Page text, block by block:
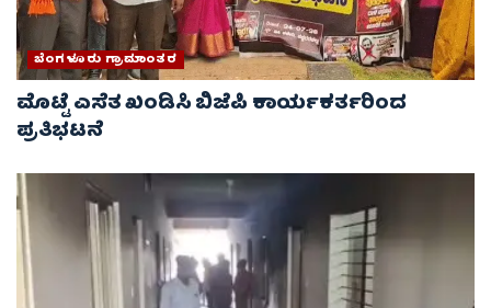
ಬೆಂಗಳೂರು ಗ್ರಾಮಾಂತರ
ಮೊಟ್ಟೆ ಎಸೆತ ಖಂಡಿಸಿ ಬಿಜೆಪಿ ಕಾರ್ಯಕರ್ತರಿಂದ
ಪ್ರತಿಭಟನೆ